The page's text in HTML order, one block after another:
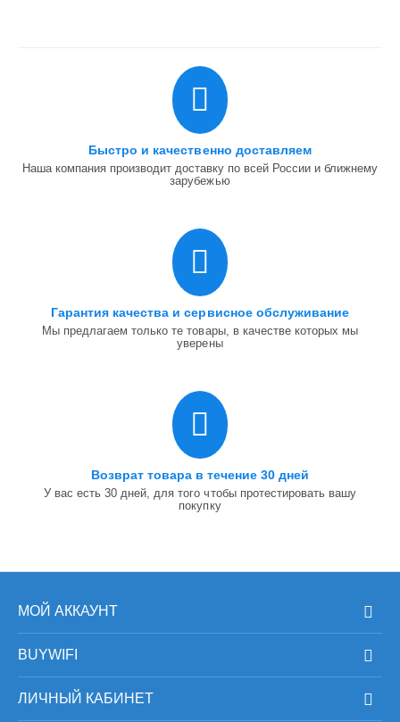
Быстро и качественно доставляем
Наша компания производит доставку по всей России и ближнему
зарубежью
Гарантия качества и сервисное обслуживание
Мы предлагаем только те товары, в качестве которых мы
уверены
Возврат товара в течение 30 дней
У вас есть 30 дней, для того чтобы протестировать вашу
покупку
МОЙ АККАУНТ
BUYWIFI
ЛИЧНЫЙ КАБИНЕТ